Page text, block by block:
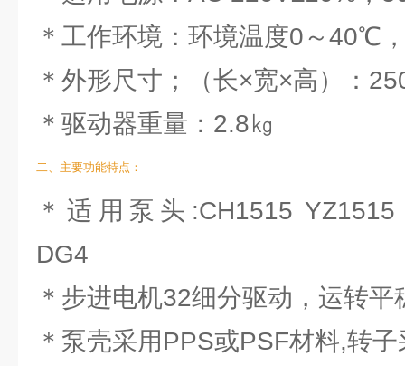
＊工作环境：环境温度0～40℃
＊外形尺寸；（长×宽×高）：
＊驱动器重量：2.8㎏
二、主要功能特点：
＊适用泵头:CH1515
DG4
＊步进电机32细分驱动，运转
＊泵壳采用PPS或PSF材料,转